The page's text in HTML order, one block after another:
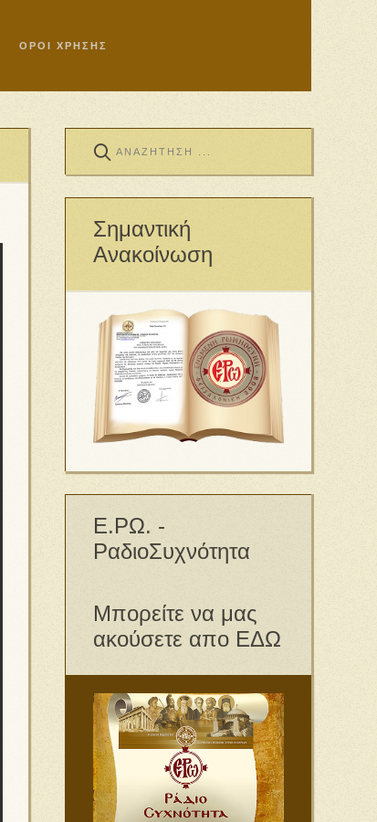
ΟΡΟΙ ΧΡΗΣΗΣ
Σημαντική
Ανακοίνωση
Ε.ΡΩ. -
ΡαδιοΣυχνότητα
Μπορείτε να μας
ακούσετε απο ΕΔΩ